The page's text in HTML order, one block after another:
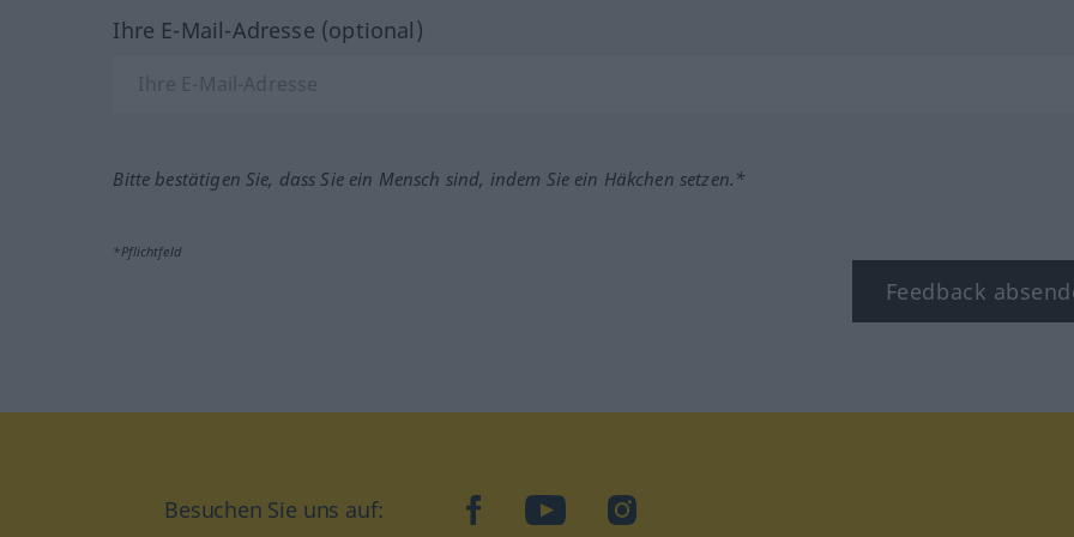
Ihre E-Mail-Adresse (optional)
Bitte bestätigen Sie, dass Sie ein Mensch sind, indem Sie ein Häkchen setzen.*
*Pflichtfeld
Feedback
Besuchen Sie uns auf: facebookYouTubeInstagram